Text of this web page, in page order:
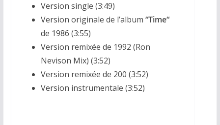
Version single (3:49)
Version originale de l’album “Time“
de 1986 (3:55)
Version remixée de 1992 (Ron
Nevison Mix) (3:52)
Version remixée de 200 (3:52)
Version instrumentale (3:52)